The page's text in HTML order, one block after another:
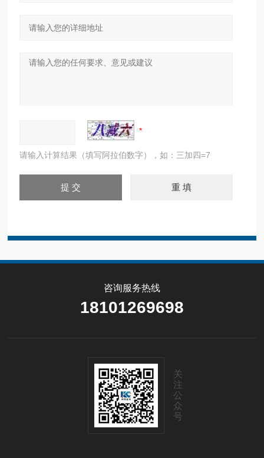
请输入计算结果（填写阿拉伯数字），如：三加四=7
咨询服务热线
18101269698
关
注
公
众
号